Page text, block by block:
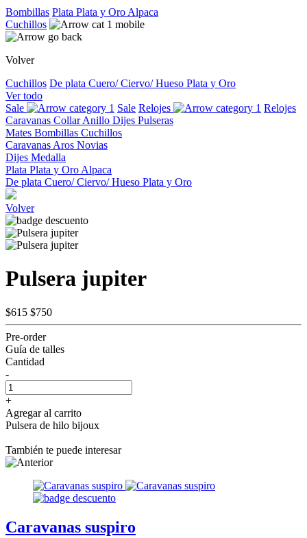
Bombillas Plata Plata y Oro Alpaca
Cuchillos
Volver
Cuchillos De plata Cuero/ Ciervo/ Hueso Plata y Oro
Ver todo
Sale
Sale Relojes
Relojes
Caravanas CollarAnillo Dijes Pulseras
Mates Bombillas Cuchillos
Caravanas Aros Novias
Dijes Medalla
Plata Plata y Oro Alpaca
De plata Cuero/ Ciervo/ Hueso Plata y Oro
Volver
Pulsera jupiter
$615 $750
Pre-order
Guía de talles
Cantidad
-
+
Agregar al carrito
Pulsera de hilo bijoux
También te puede interesar
Caravanas suspiro